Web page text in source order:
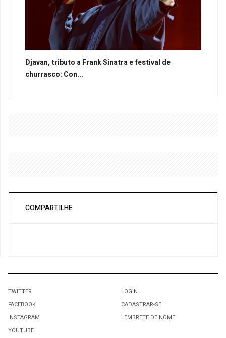
Djavan, tributo a Frank Sinatra e festival de
churrasco: Con...
COMPARTILHE
TWITTER
FACEBOOK
INSTAGRAM
YOUTUBE
LOGIN
CADASTRAR-SE
LEMBRETE DE NOME